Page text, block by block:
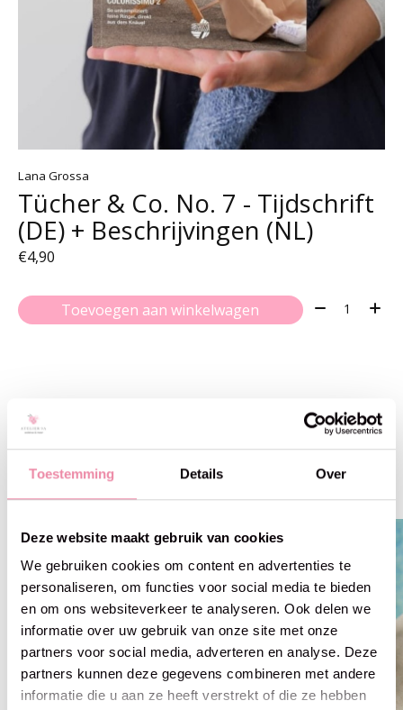
Toestemming Details Over
Deze website maakt gebruik van cookies
We gebruiken cookies om content en advertenties te
personaliseren, om functies voor social media te bieden
en om ons websiteverkeer te analyseren. Ook delen we
informatie over uw gebruik van onze site met onze
partners voor social media, adverteren en analyse. Deze
partners kunnen deze gegevens combineren met andere
informatie die u aan ze heeft verstrekt of die ze hebben
Lana Grossa
Tücher & Co. No. 7 - Tijdschrift
(DE) + Beschrijvingen (NL)
€4,90
Toevoegen aan winkelwagen Aantal:
Gerelateerde producten